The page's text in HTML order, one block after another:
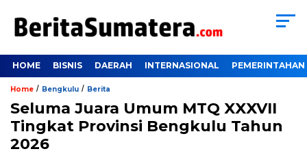
HOME BISNIS DAERAH INTERNASIONAL PEMERINTAHAN
Home / Bengkulu / Berita
Seluma Juara Umum MTQ XXXVII
Tingkat Provinsi Bengkulu Tahun
2026